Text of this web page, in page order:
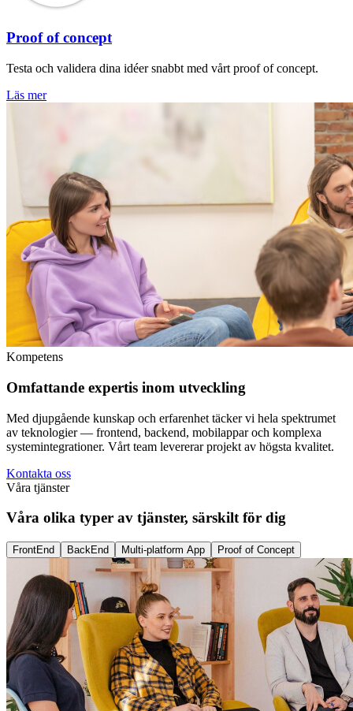
Proof of concept
Testa och validera dina idéer snabbt med vårt proof of concept.
Läs mer
Kompetens
Omfattande expertis inom utveckling
Med djupgående kunskap och erfarenhet täcker vi hela spektrumet
av teknologier — frontend, backend, mobilappar och komplexa
systemintegrationer. Vårt team levererar projekt av högsta kvalitet.
Kontakta oss
Våra tjänster
Våra olika typer av tjänster, särskilt för dig
FrontEnd BackEnd Multi-platform App Proof of Concept